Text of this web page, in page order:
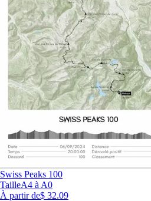
Swiss Peaks 100
TailleA4 à A0
À partir de$ 32.09